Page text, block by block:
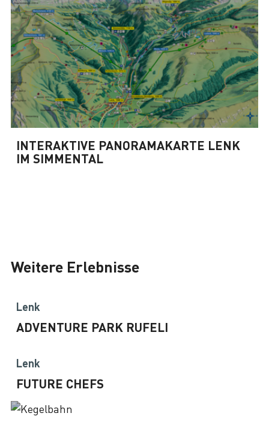
INTERAKTIVE PANORAMAKARTE LENK
IM SIMMENTAL
Weitere Erlebnisse
Lenk
ADVENTURE PARK RUFELI
Lenk
FUTURE CHEFS